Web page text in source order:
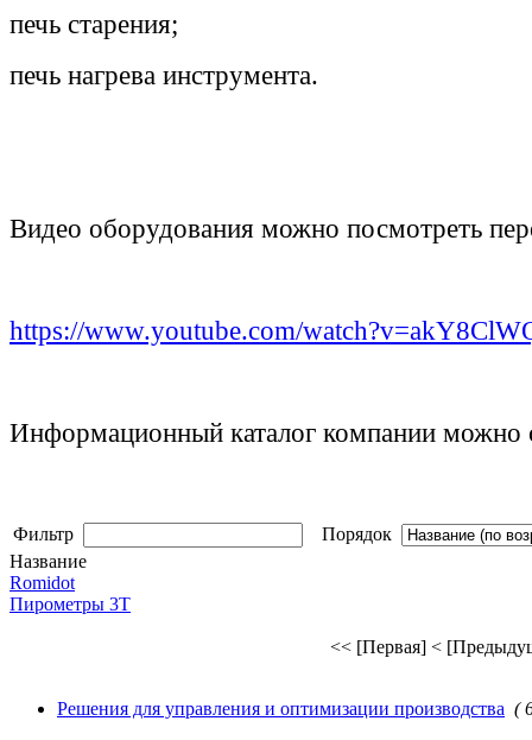
печь старения;
печь нагрева инструмента.
Видео оборудования можно посмотреть
https://www.youtube.com/
Информационный каталог компании можно
Фильтр
Порядок
Название
Romidot
Пирометры 3Т
<< [Первая] <
Решения для управления и оптимизации производства (